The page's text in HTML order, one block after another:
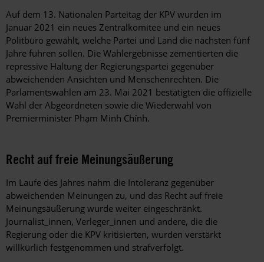
Auf dem 13. Nationalen Parteitag der KPV wurden im
Januar 2021 ein neues Zentralkomitee und ein neues
Politbüro gewählt, welche Partei und Land die nächsten fünf
Jahre führen sollen. Die Wahlergebnisse zementierten die
repressive Haltung der Regierungspartei gegenüber
abweichenden Ansichten und Menschenrechten. Die
Parlamentswahlen am 23. Mai 2021 bestätigten die offizielle
Wahl der Abgeordneten sowie die Wiederwahl von
Premierminister Phạm Minh Chính.
Recht auf freie Meinungsäußerung
Im Laufe des Jahres nahm die Intoleranz gegenüber
abweichenden Meinungen zu, und das Recht auf freie
Meinungsäußerung wurde weiter eingeschränkt.
Journalist_innen, Verleger_innen und andere, die die
Regierung oder die KPV kritisierten, wurden verstärkt
willkürlich festgenommen und strafverfolgt.